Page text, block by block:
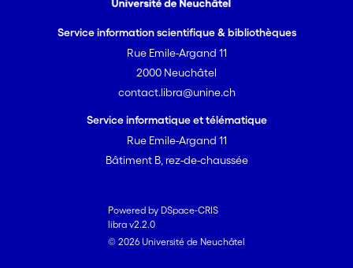
Service information scientifique & bibliothèques
Rue Emile-Argand 11
2000 Neuchâtel
contact.libra@unine.ch
Service informatique et télématique
Rue Emile-Argand 11
Bâtiment B, rez-de-chaussée
Powered by DSpace-CRIS
libra v2.2.0
© 2026 Université de Neuchâtel